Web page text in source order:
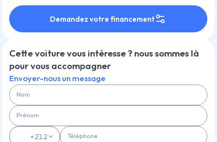
Demandez votre financement
Cette voiture vous intéresse ? nous sommes là
pour vous accompagner
Envoyer-nous un message
Nom
Prénom
+212 Téléphone